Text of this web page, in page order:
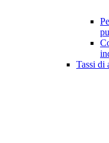
Tassi di